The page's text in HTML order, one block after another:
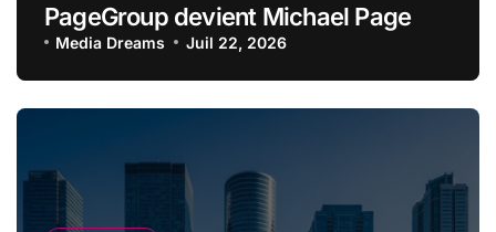
PageGroup devient Michael Page
Media Dreams Juil 22, 2026